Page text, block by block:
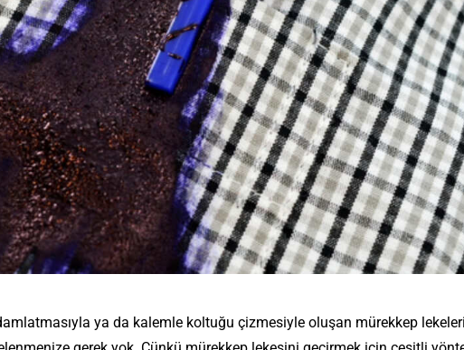
ya da kalemle koltuğu çizmesiyle oluşan mürekkep lekeleri